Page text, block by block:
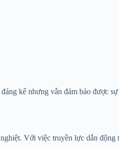
kể nhưng vẫn đảm bảo được
Với việc truyền lực dẫn